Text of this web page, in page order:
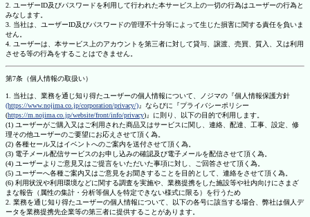
2. ユーザーID及びパスワードを利用して行われた本サービス上の一切の行為はユーザーの行為と
みなします。
3. 当社は、ユーザーID及びパスワードの管理不十分等によって生じた損害に関する責任を負いま
せん。
4. ユーザーは、本サービス上のアカウントを第三者に対して貸与、譲渡、売買、質入、又は利用
させる等の行為をすることはできません。
第7条（個人情報の取扱い）
1. 当社は、業務を通じ知り得たユーザーの個人情報について、ノジマの『個人情報保護方針
(https://www.nojima.co.jp/corporation/privacy/)』ならびに『プライバシーポリシー
(https://m.nojima.co.jp/website/front/info/privacy)』に則り、以下の目的で利用します。
(1) ユーザーがご購入又はご利用された商品又はサービスに関し、連絡、配達、工事、設定、修
理その他ユーザーのご要望にお応えさせて頂く為。
(2) 各種セール又はイベントへのご案内を送付させて頂く為。
(3) 電子メール配信サービスのお申し込みの確認及び電子メールを配信させて頂く為。
(4) ユーザーよりご意見又はご提言をいただいた事項に対し、ご回答させて頂く為。
(5) ユーザーへ各種ご案内又はご意見をお聞きすることを目的として、連絡をさせて頂く為。
(6) 利用状況や利用環境などに関する調査を実施や、業務提携をした施設等や社内向けにさまざ
まな報告（属性の集計・分析等個人を特定できない様式に限る）を行うため
2. 業務を通じ知り得たユーザーの個人情報について、以下の各号に該当する場合、弊社は個人デ
ータを業務提携先企業等の第三者に提供することがあります。